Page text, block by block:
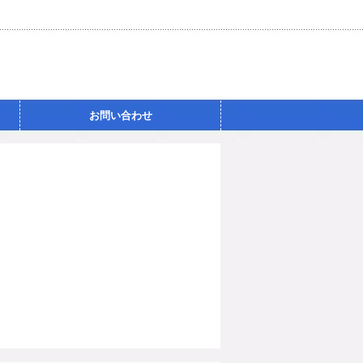
お問い合わせ